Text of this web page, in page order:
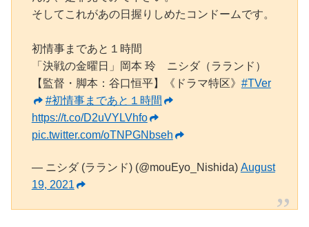
そしてこれがあの日握りしめたコンドームです。
初情事まであと１時間
「決戦の金曜日」岡本 玲 ニシダ（ラランド）
【監督・脚本：谷口恒平】《ドラマ特区》 #TVer
#初情事まであと１時間
https://t.co/D2uVYLVhfo
pic.twitter.com/oTNPGNbseh
— ニシダ (ラランド) (@mouEyo_Nishida) August
19, 2021